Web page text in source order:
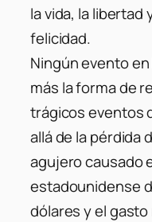
la vida, la libertad
felicidad.
Ningún evento
más la forma de
trágicos eventos
allá de la pérdida
agujero causado
estadounidense
dólares y el